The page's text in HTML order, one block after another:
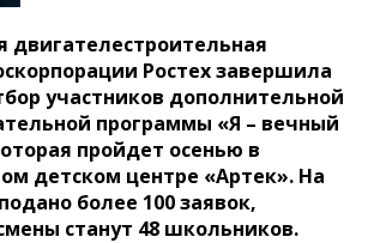
двигателестроительная
Ростех завершила
участников дополнительной
программы «Я – вечный
пройдет осенью в
детском центре «Артек». На
более 100 заявок,
станут 48 школьников.